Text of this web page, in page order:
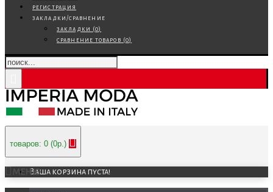
регистрация
закладки/сравнение
закладки (0)
сравнение товаров (0)
товаров: 0 (0р.)
Ваша корзина пуста!
МЕНЮ